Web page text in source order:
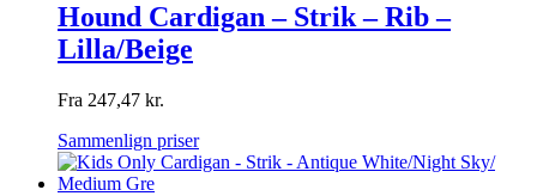
Hound Cardigan – Strik – Rib –
Lilla/Beige
Fra 247,47 kr.
Sammenlign priser